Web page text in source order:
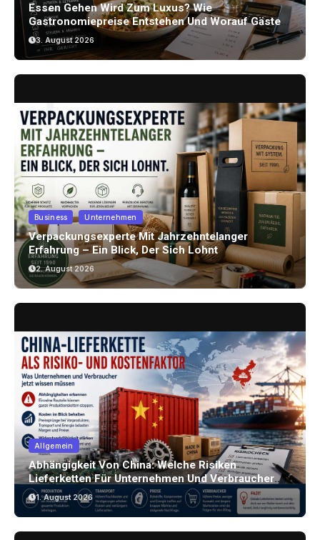
Essen Gehen Wird Zum Luxus? Wie
Gastronomiepreise Entstehen Und Worauf Gäste
Achten Können
3. August 2026
Business Unternehmen
Verpackungsexperte Mit Jahrzehntelanger
Erfahrung – Ein Blick, Der Sich Lohnt
2. August 2026
Allgemein
Abhängigkeit Von China: Welche Risiken
Lieferketten Für Unternehmen Und Verbraucher
Bergen
1. August 2026